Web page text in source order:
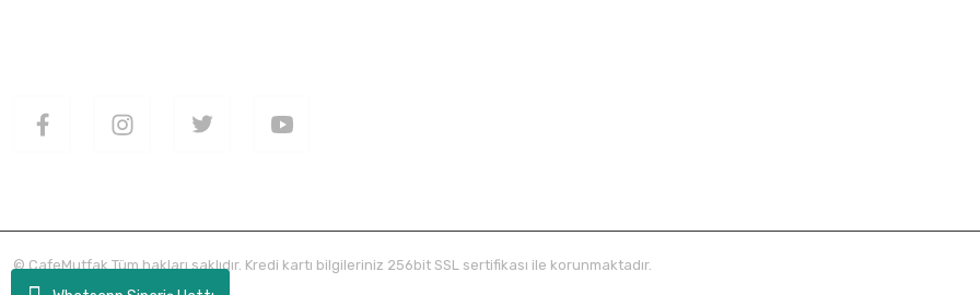
© CafeMutfak Tüm hakları saklıdır. Kredi kartı bilgileriniz 256bit SSL sertifikası ile korunmaktadır.